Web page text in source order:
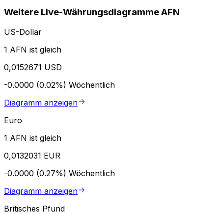
Weitere Live-Währungsdiagramme AFN
US-Dollar
1 AFN ist gleich
0,0152671 USD
-0.0000 (0.02%) Wöchentlich
Diagramm anzeigen
Euro
1 AFN ist gleich
0,0132031 EUR
-0.0000 (0.27%) Wöchentlich
Diagramm anzeigen
Britisches Pfund